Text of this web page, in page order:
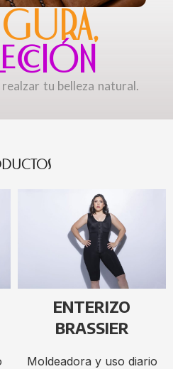
tu belleza natural.
ENTERIZO
BRASSIER
Moldeadora y uso diario